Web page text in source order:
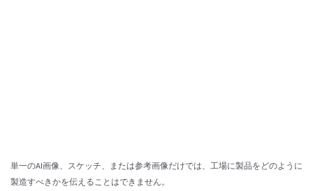
単一のAI画像、スケッチ、または参考画像だけでは、工場に製品をどのように
製造すべきかを伝えることはできません。